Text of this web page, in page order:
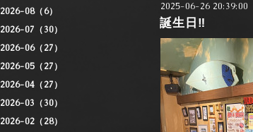
2026-08（6）
2026-07（30）
2026-06（27）
2026-05（27）
2026-04（27）
2026-03（30）
2026-02（28）
2025-06-26 20:39:00
誕生日‼️